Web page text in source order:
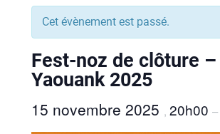
Cet évènement est passé.
Fest-noz de clôture –
Yaouank 2025
15 novembre 2025 , 20h00 –